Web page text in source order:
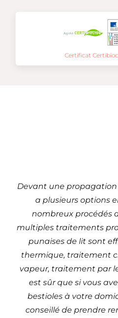
Certificat
Devant une propagation
a plusieurs options
nombreux procédés
multiples traitements
punaises de lit sont
thermique, traitement
vapeur, traitement par
est sûr que si vous
bestioles à votre
conseillé de prendre